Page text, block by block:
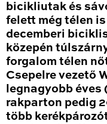
bicikliutak és
felett még télen
decemberi
közepén
forgalom télen
Csepelre vezető
legnagyobb
rakparton pedig
több